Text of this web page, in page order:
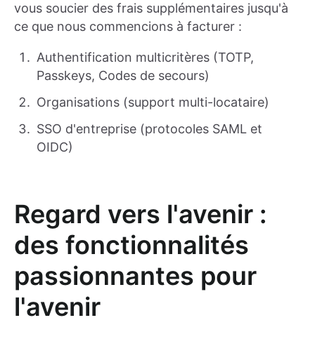
vous soucier des frais supplémentaires jusqu'à
ce que nous commencions à facturer :
Authentification multicritères (TOTP,
Passkeys, Codes de secours)
Organisations (support multi-locataire)
SSO d'entreprise (protocoles SAML et
OIDC)
Regard vers l'avenir :
des fonctionnalités
passionnantes pour
l'avenir